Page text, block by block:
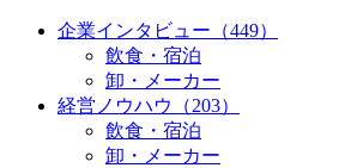
企業インタビュー（449）
飲食・宿泊
卸・メーカー
経営ノウハウ（203）
飲食・宿泊
卸・メーカー